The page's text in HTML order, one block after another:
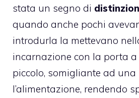
stata un segno di
quando anche pochi
introdurla la mettevano
incarnazione con la porta a
piccolo, somigliante ad una
l’alimentazione, rendendo